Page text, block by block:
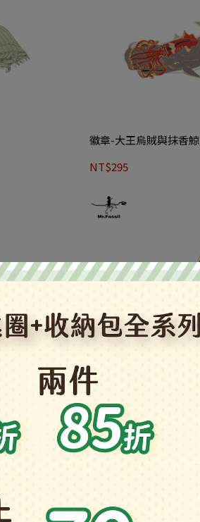
徽章-大王烏賊與抹香鯨
NT$295
徽章-奇蝦
NT$210